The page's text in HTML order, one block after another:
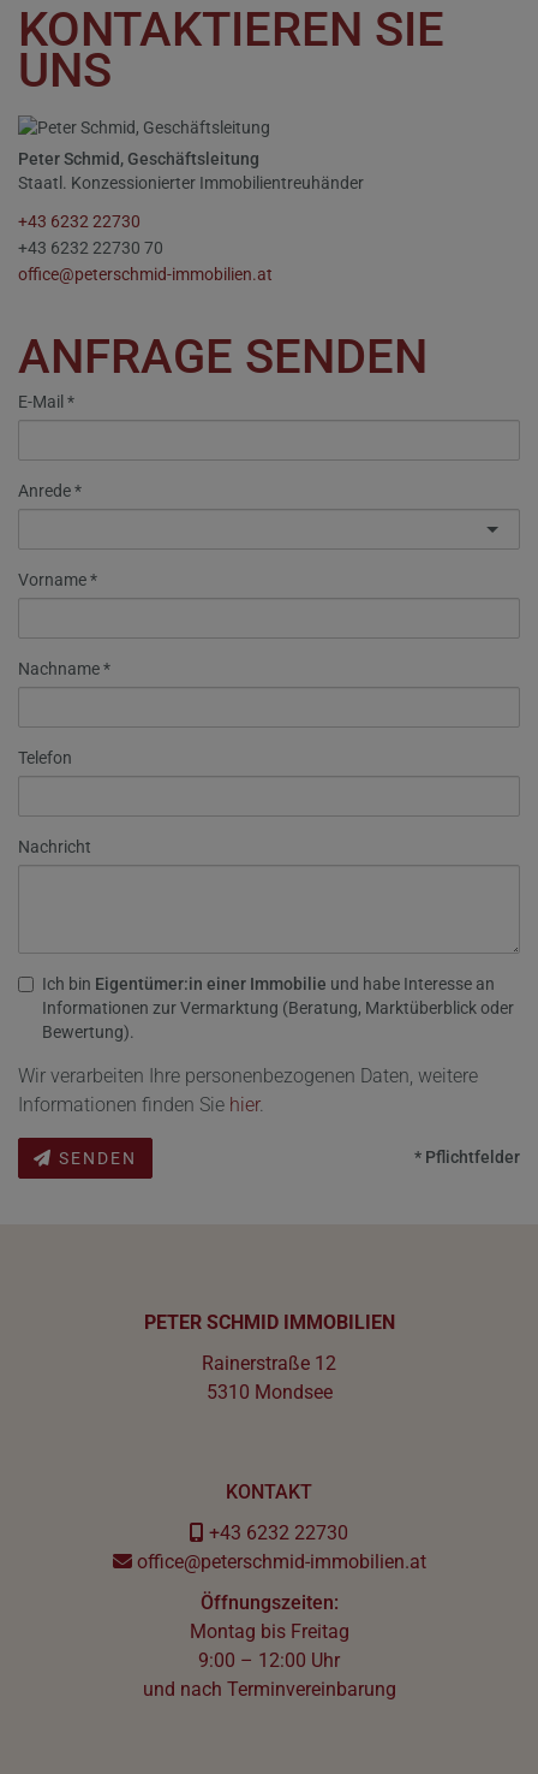
KONTAKTIEREN SIE
UNS
Peter Schmid, Geschäftsleitung
Staatl. Konzessionierter Immobilientreuhänder
+43 6232 22730
+43 6232 22730 70
office@peterschmid-immobilien.at
ANFRAGE SENDEN
E-Mail
Anrede
Vorname
Nachname
Telefon
Nachricht
Ich bin Eigentümer:in einer Immobilie und habe Interesse an
Informationen zur Vermarktung (Beratung, Marktüberblick oder
Bewertung).
Wir verarbeiten Ihre personenbezogenen Daten, weitere
Informationen finden Sie hier.
SENDEN * Pflichtfelder
PETER SCHMID IMMOBILIEN
Rainerstraße 12
5310 Mondsee
KONTAKT
+43 6232 22730
office@peterschmid-immobilien.at
Öffnungszeiten:
Montag bis Freitag
9:00 – 12:00 Uhr
und nach Terminvereinbarung